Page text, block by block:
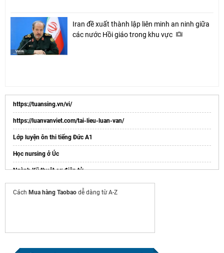
Iran đề xuất thành lập liên minh an ninh giữa
các nước Hồi giáo trong khu vực
https://tuansing.vn/vi/
https://luanvanviet.com/tai-lieu-luan-van/
Lớp luyện ôn thi tiếng Đức A1
Học nursing ở Úc
Ngành Kỹ thuật cơ điện tử
điều kiện xuất khẩu lao động nhật bản
Cách Mua hàng Taobao dễ dàng từ A-Z